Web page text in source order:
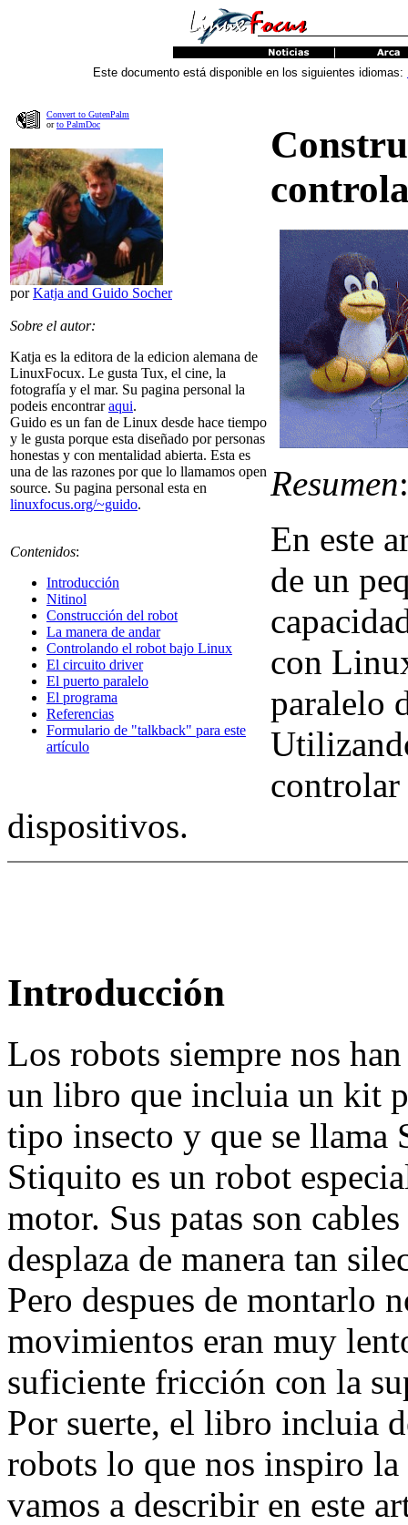
Este documento está disponible en los siguientes idiomas:
Convert to GutenPalm
orto PalmDoc
porKatja and Guido Socher
Sobre el autor:
Katja es la editora de la edicion alemana de
LinuxFocux. Le gusta Tux, el cine, la
fotografía y el mar. Su pagina personal la
podeis encontraraqui.
Guido es un fan de Linux desde hace tiempo
y le gusta porque esta diseñado por personas
honestas y con mentalidad abierta. Esta es
una de las razones por que lo llamamos open
source. Su pagina personal esta en
linuxfocus.org/~guido.
Contenidos:
Introducción
Nitinol
Construcción del robot
La manera de andar
Controlando el robot bajo Linux
El circuito driver
El puerto paralelo
El programa
Referencias
Formulario de "talkback" para este
artículo
Resumen:
En este
de un
con
paralelo
dispositivos.
Introducción
Los robots siempre nos
un libro que incluia un kit
tipo insecto y que se llama
Stiquito es un robot
motor. Sus patas son
desplaza de manera tan
Pero despues de montarlo
movimientos eran muy
suficiente fricción con la
Por suerte, el libro incluia
robots lo que nos inspiro
vamos a describir en este